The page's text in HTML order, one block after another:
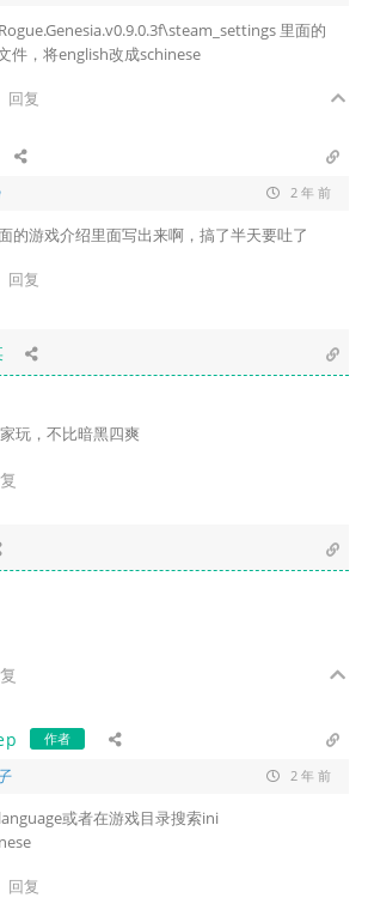
里面的
件，将english改成schinese
回复
2 年 前
的游戏介绍里面写出来啊，搞了半天要吐了
回复
玩，不比暗黑四爽
作者
2 年 前
或者在游戏目录搜索ini
回复